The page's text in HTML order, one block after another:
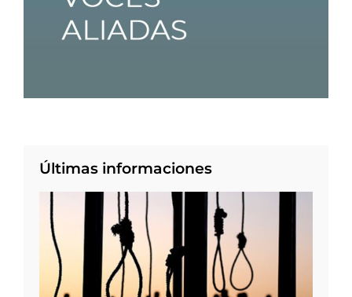
Últimas informaciones